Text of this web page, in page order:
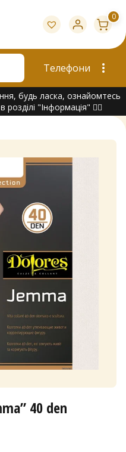
0
Телефони
будь ласка, ознайомтесь
"Інформація" 👇🏻
40 den